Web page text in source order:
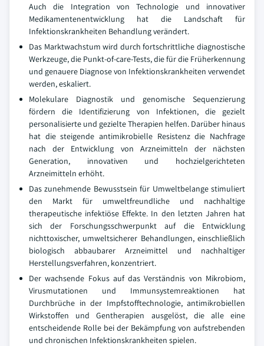
Auch die Integration von Technologie und innovativer
Medikamentenentwicklung hat die Landschaft für
Infektionskrankheiten Behandlung verändert.
Das Marktwachstum wird durch fortschrittliche diagnostische
Werkzeuge, die Punkt-of-care-Tests, die für die Früherkennung
und genauere Diagnose von Infektionskrankheiten verwendet
werden, eskaliert.
Molekulare Diagnostik und genomische Sequenzierung
fördern die Identifizierung von Infektionen, die gezielt
personalisierte und gezielte Therapien helfen. Darüber hinaus
hat die steigende antimikrobielle Resistenz die Nachfrage
nach der Entwicklung von Arzneimitteln der nächsten
Generation, innovativen und hochzielgerichteten
Arzneimitteln erhöht.
Das zunehmende Bewusstsein für Umweltbelange stimuliert
den Markt für umweltfreundliche und nachhaltige
therapeutische infektiöse Effekte. In den letzten Jahren hat
sich der Forschungsschwerpunkt auf die Entwicklung
nichttoxischer, umweltsicherer Behandlungen, einschließlich
biologisch abbaubarer Arzneimittel und nachhaltiger
Herstellungsverfahren, konzentriert.
Der wachsende Fokus auf das Verständnis von Mikrobiom,
Virusmutationen und Immunsystemreaktionen hat
Durchbrüche in der Impfstofftechnologie, antimikrobiellen
Wirkstoffen und Gentherapien ausgelöst, die alle eine
entscheidende Rolle bei der Bekämpfung von aufstrebenden
und chronischen Infektionskrankheiten spielen.